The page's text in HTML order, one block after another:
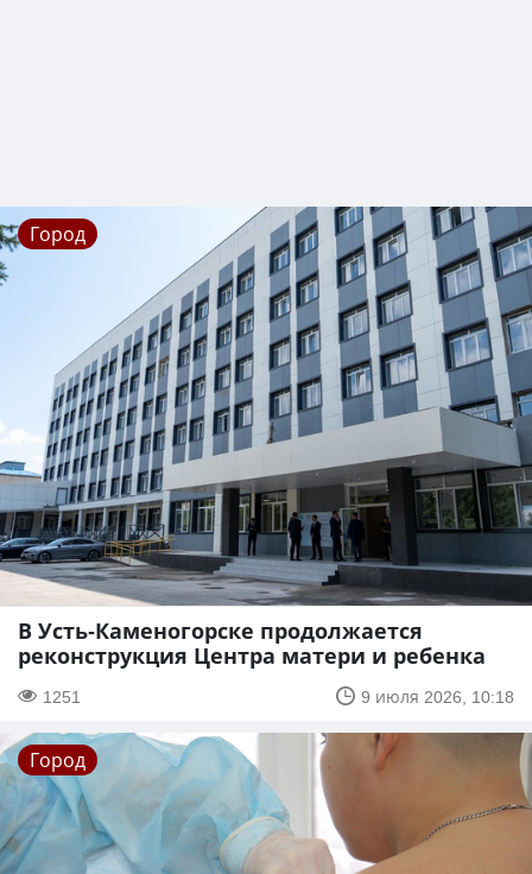
Город
В Усть-Каменогорске продолжается
реконструкция Центра матери и ребенка
1251 9 июля 2026, 10:18
Город